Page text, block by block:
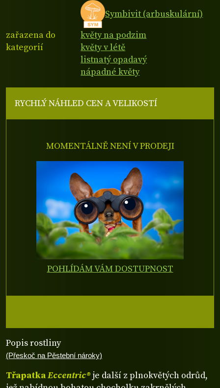
Symbivit (arbuskulární)
zařazena do
kategorií
květy na podzim
květy v létě
listnatý opadavý
nápadné květy
Popis rostliny
(Přeskoč na Pěstební nároky)
TřapatkaEccentric®je další z plnokvětých odrůd,
RYCHLÝ NÁHLED CEN A VELIKOSTÍ
MOMENTÁLNĚ NENÍ V PRODEJI
POHLÍDÁM VÁM DOSTUPNOST